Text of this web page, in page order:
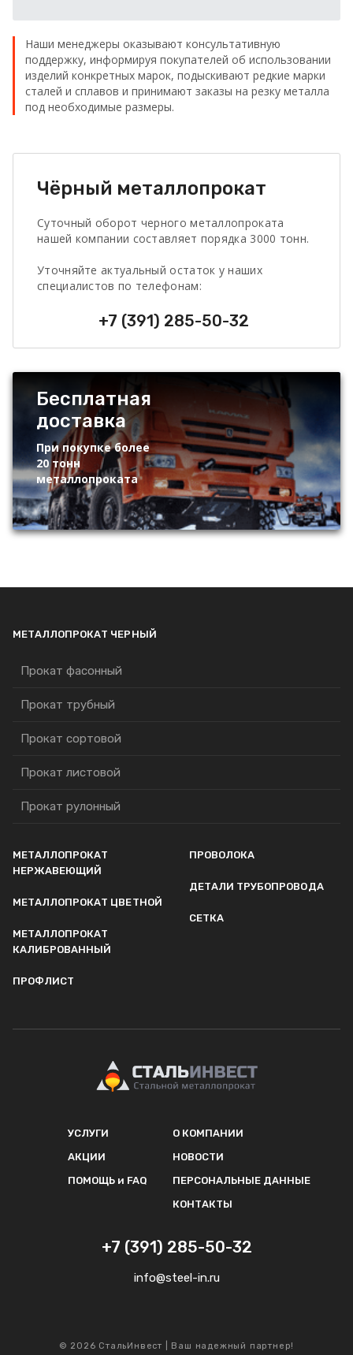
Наши менеджеры оказывают консультативную
поддержку, информируя покупателей об использовании
изделий конкретных марок, подыскивают редкие марки
сталей и сплавов и принимают заказы на резку металла
под необходимые размеры.
Чёрный металлопрокат
Суточный оборот черного металлопроката
нашей компании составляет порядка 3000 тонн.
Уточняйте актуальный остаток у наших
специалистов по телефонам:
+7 (391) 285-50-32
Бесплатная
доставка
При покупке более
20 тонн
металлопроката
МЕТАЛЛОПРОКАТ ЧЕРНЫЙ
Прокат фасонный
Прокат трубный
Прокат сортовой
Прокат листовой
Прокат рулонный
МЕТАЛЛОПРОКАТ
НЕРЖАВЕЮЩИЙ
МЕТАЛЛОПРОКАТ ЦВЕТНОЙ
МЕТАЛЛОПРОКАТ
КАЛИБРОВАННЫЙ
ПРОФЛИСТ
ПРОВОЛОКА
ДЕТАЛИ ТРУБОПРОВОДА
СЕТКА
УСЛУГИ
АКЦИИ
ПОМОЩЬ и FAQ
О КОМПАНИИ
НОВОСТИ
ПЕРСОНАЛЬНЫЕ ДАННЫЕ
КОНТАКТЫ
+7 (391) 285-50-32
info@steel-in.ru
© 2026 СтальИнвест | Ваш надежный партнер!